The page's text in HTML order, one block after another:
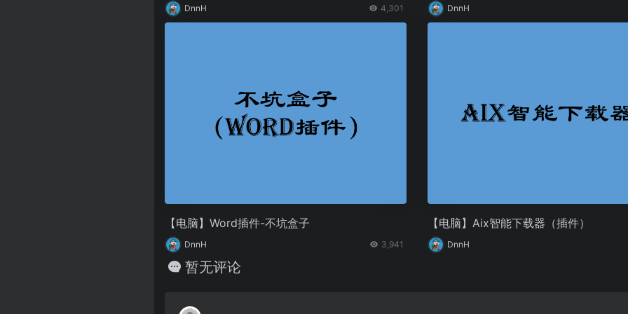
DnnH 4,301 DnnH
【电脑】Word插件-不坑盒子
DnnH 3,941
【电脑】Aix智能下载器（插件）
DnnH
暂无评论